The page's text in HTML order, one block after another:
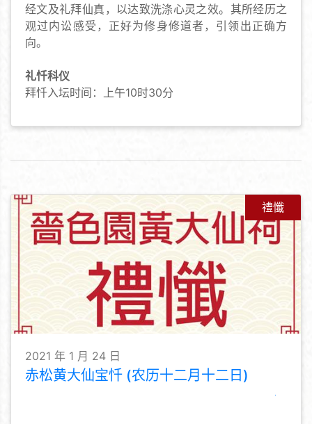
经文及礼拜仙真，以达致洗涤心灵之效。其所经历之
观过内讼感受，正好为修身修道者，引领出正确方
向。
礼忏科仪
拜忏入坛时间：上午10时30分
禮懺
2021 年 1 月 24 日
赤松黄大仙宝忏 (农历十二月十二日)